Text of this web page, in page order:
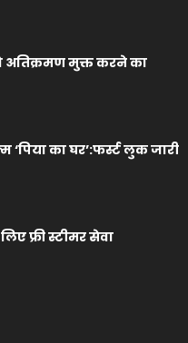
अतिक्रमण मुक्त करने का
‘पिया का घर’:फर्स्ट लुक जारी
फ्री स्टीमर सेवा